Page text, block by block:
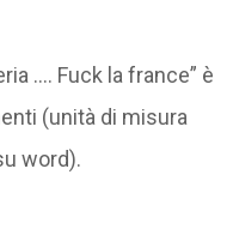
…. Fuck la france” è
(unità di misura
word).